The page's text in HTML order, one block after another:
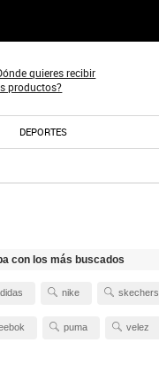
quieres recibir
productos?
DEPORTES
con los más buscados
nike skechers
puma velez